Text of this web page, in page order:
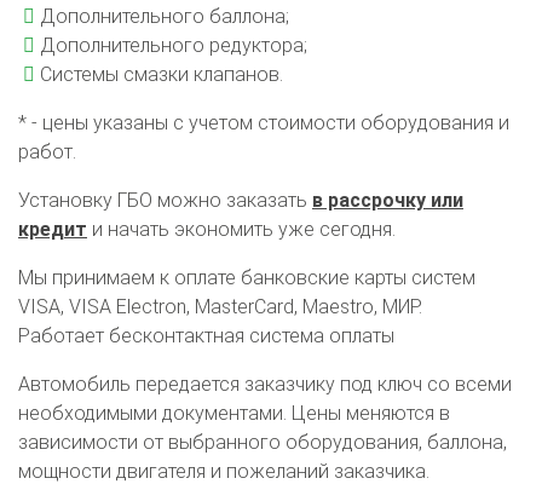
О автосервисе
Отзывы клиентов
Установка ГБО за 6 часов
4-го поколения
5-го поколения
BRC
OMVL LOVATO KME Digitronic
Дополнительного баллона;
Дополнительного редуктора;
Системы смазки клапанов.
* - цены указаны с учетом стоимости оборудования и
работ.
Установку ГБО можно заказать в рассрочку или
кредит и начать экономить уже сегодня.
Мы принимаем к оплате банковские карты систем
VISA, VISA Electron, MasterCard, Maestro, МИР.
Работает бесконтактная система оплаты
Автомобиль передается заказчику под ключ со всеми
необходимыми документами. Цены меняются в
зависимости от выбранного оборудования, баллона,
мощности двигателя и пожеланий заказчика.